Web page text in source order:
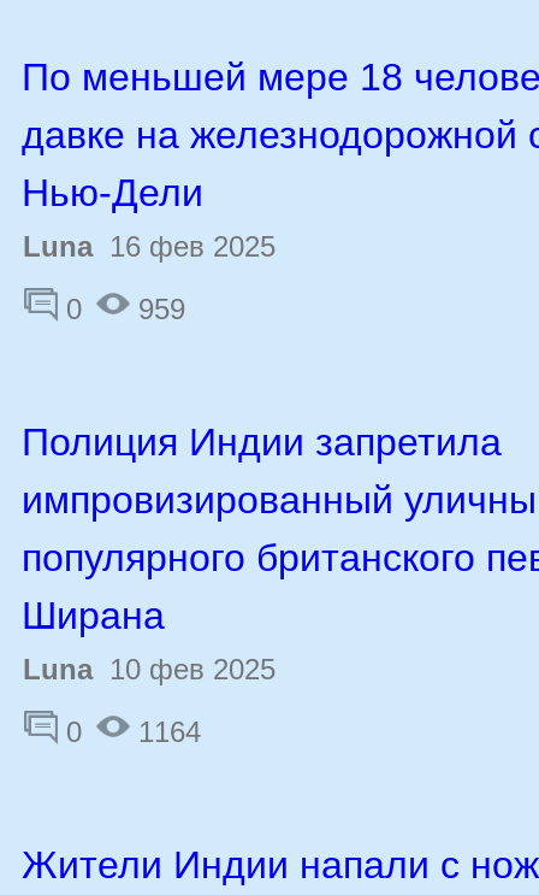
По меньшей мере 18
давке на железнодорожной
Нью-Дели
Luna16 фев 2025
0
959
Полиция Индии запретила
импровизированный
популярного британского
Ширана
Luna10 фев 2025
0
1164
Жители Индии напали с